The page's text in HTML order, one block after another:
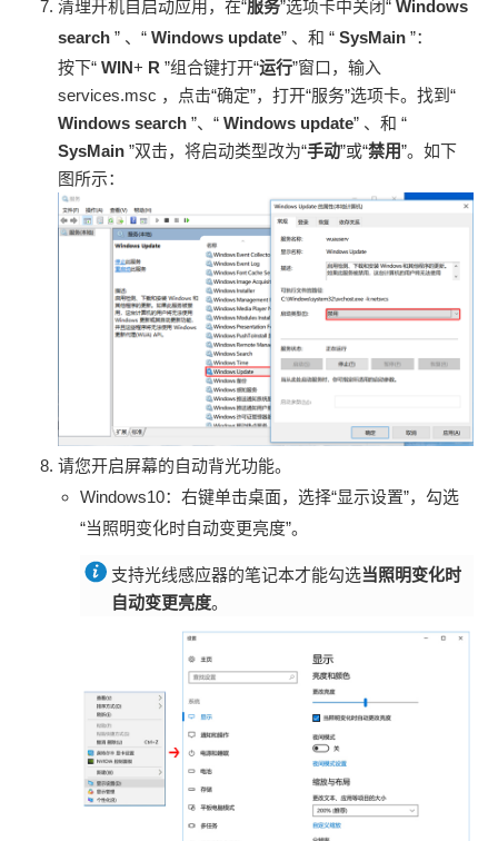
清理开机自启动应用，在“服务”选项卡中关闭“Windows
search ” 、“Windows update” 、和 “SysMain ”：
按下“WIN+ R ”组合键打开“运行”窗口，输入
services.msc ，点击“确定”，打开“服务”选项卡。找到“
Windows search ”、“Windows update” 、和 “
SysMain ”双击，将启动类型改为“手动”或“禁用”。如下
图所示：
请您开启屏幕的自动背光功能。
Windows10：右键单击桌面，选择“显示设置”，勾选
“当照明变化时自动变更亮度”。
支持光线感应器的笔记本才能勾选当照明变化时
自动变更亮度。